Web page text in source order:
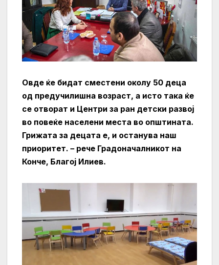
Овде ќе бидат сместени околу 50 деца
од предучилишна возраст, а исто така ќе
се отворат и Центри за ран детски развој
во повеќе населени места во општината.
Грижата за децата е, и останува наш
приоритет. – рече Градоначалникот на
Конче, Благој Илиев.